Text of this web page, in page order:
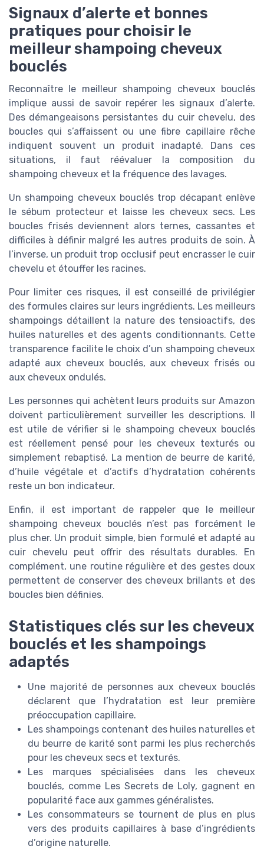
Signaux d’alerte et bonnes
pratiques pour choisir le
meilleur shampoing cheveux
bouclés
Reconnaître le meilleur shampoing cheveux bouclés
implique aussi de savoir repérer les signaux d’alerte.
Des démangeaisons persistantes du cuir chevelu, des
boucles qui s’affaissent ou une fibre capillaire rêche
indiquent souvent un produit inadapté. Dans ces
situations, il faut réévaluer la composition du
shampoing cheveux et la fréquence des lavages.
Un shampoing cheveux bouclés trop décapant enlève
le sébum protecteur et laisse les cheveux secs. Les
boucles frisés deviennent alors ternes, cassantes et
difficiles à définir malgré les autres produits de soin. À
l’inverse, un produit trop occlusif peut encrasser le cuir
chevelu et étouffer les racines.
Pour limiter ces risques, il est conseillé de privilégier
des formules claires sur leurs ingrédients. Les meilleurs
shampoings détaillent la nature des tensioactifs, des
huiles naturelles et des agents conditionnants. Cette
transparence facilite le choix d’un shampoing cheveux
adapté aux cheveux bouclés, aux cheveux frisés ou
aux cheveux ondulés.
Les personnes qui achètent leurs produits sur Amazon
doivent particulièrement surveiller les descriptions. Il
est utile de vérifier si le shampoing cheveux bouclés
est réellement pensé pour les cheveux texturés ou
simplement rebaptisé. La mention de beurre de karité,
d’huile végétale et d’actifs d’hydratation cohérents
reste un bon indicateur.
Enfin, il est important de rappeler que le meilleur
shampoing cheveux bouclés n’est pas forcément le
plus cher. Un produit simple, bien formulé et adapté au
cuir chevelu peut offrir des résultats durables. En
complément, une routine régulière et des gestes doux
permettent de conserver des cheveux brillants et des
boucles bien définies.
Statistiques clés sur les cheveux
bouclés et les shampoings
adaptés
Une majorité de personnes aux cheveux bouclés
déclarent que l’hydratation est leur première
préoccupation capillaire.
Les shampoings contenant des huiles naturelles et
du beurre de karité sont parmi les plus recherchés
pour les cheveux secs et texturés.
Les marques spécialisées dans les cheveux
bouclés, comme Les Secrets de Loly, gagnent en
popularité face aux gammes généralistes.
Les consommateurs se tournent de plus en plus
vers des produits capillaires à base d’ingrédients
d’origine naturelle.